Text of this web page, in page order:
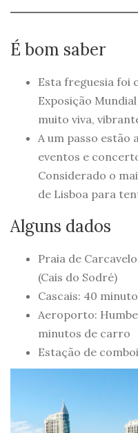
É bom saber
Esta freguesia foi
Exposição
muito viva,
A um passo estão
eventos e
Considerado o
de Lisboa para
Alguns dados
Praia de
(Cais do Sodré)
Cascais: 40
Aeroporto:
minutos de carro
Estação de